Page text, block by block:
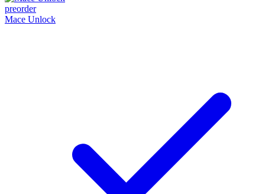
preorder
Mace Unlock